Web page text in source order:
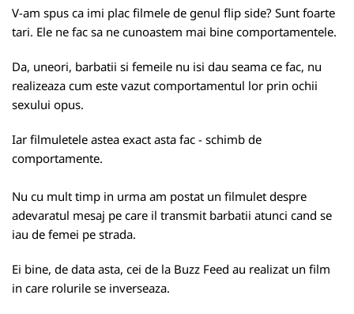
V-am spus ca imi plac filmele de genul flip side? Sunt foarte
tari. Ele ne fac sa ne cunoastem mai bine comportamentele.
Da, uneori, barbatii si femeile nu isi dau seama ce fac, nu
realizeaza cum este vazut comportamentul lor prin ochii
sexului opus.
Iar filmuletele astea exact asta fac - schimb de
comportamente.
Nu cu mult timp in urma am postat un filmulet despre
adevaratul mesaj pe care il transmit barbatii atunci cand se
iau de femei pe strada.
Ei bine, de data asta, cei de la Buzz Feed au realizat un film
in care rolurile se inverseaza.